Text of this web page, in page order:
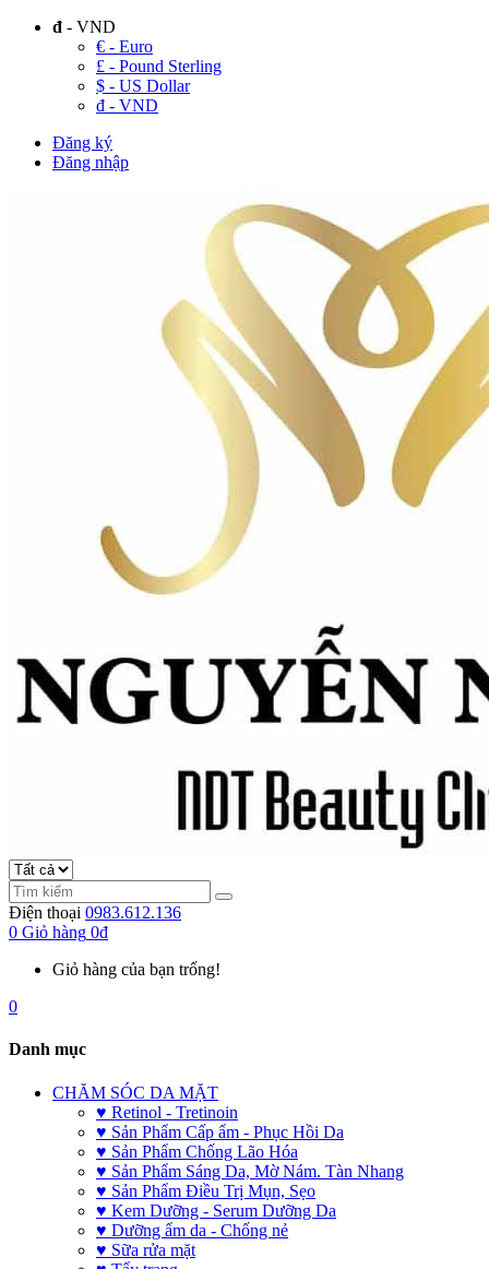
đ - VND
€ - Euro
£ - Pound Sterling
$ - US Dollar
đ - VND
Đăng ký
Đăng nhập
Điện thoại 0983.612.136
0 Giỏ hàng 0đ
Giỏ hàng của bạn trống!
0
Danh mục
CHĂM SÓC DA MẶT
♥ Retinol - Tretinoin
♥ Sản Phẩm Cấp ẩm - Phục Hồi Da
♥ Sản Phẩm Chống Lão Hóa
♥ Sản Phẩm Sáng Da, Mờ Nám. Tàn Nhang
♥ Sản Phẩm Điều Trị Mụn, Sẹo
♥ Kem Dưỡng - Serum Dưỡng Da
♥ Dưỡng ẩm da - Chống nẻ
♥ Sữa rửa mặt